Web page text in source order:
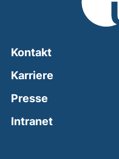
Kontakt
Karriere
Presse
Intranet(external